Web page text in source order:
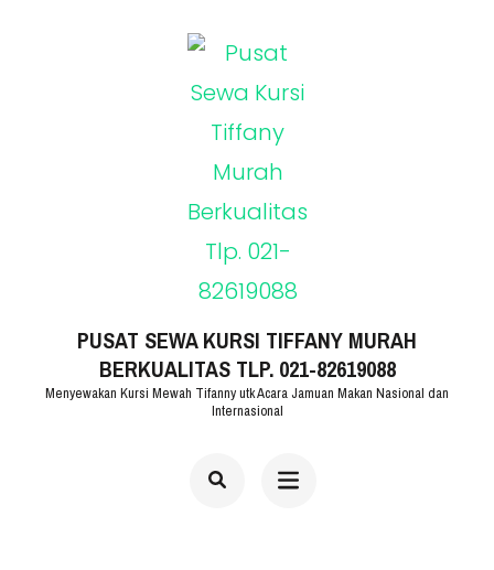
PUSAT SEWA KURSI TIFFANY MURAH
BERKUALITAS TLP. 021-82619088
Menyewakan Kursi Mewah Tifanny utk Acara Jamuan Makan Nasional dan
Internasional